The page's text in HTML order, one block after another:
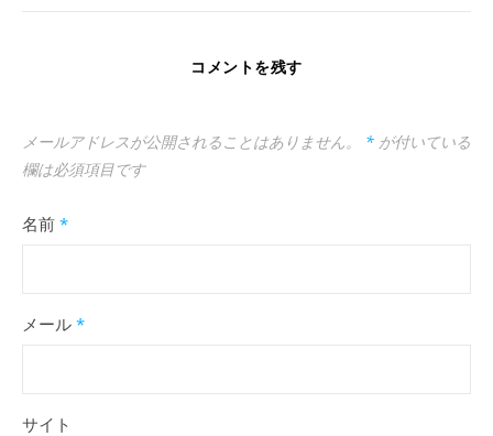
コメントを残す
メールアドレスが公開されることはありません。 * が付いている
欄は必須項目です
名前 *
メール *
サイト